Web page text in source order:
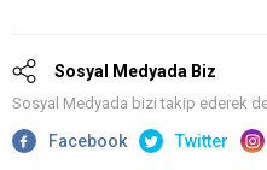
Sosyal Medyada Biz
Sosyal Medyada bizi takip ederek
Facebook Twitter